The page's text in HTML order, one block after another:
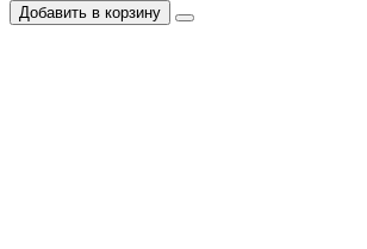
Добавить в корзину